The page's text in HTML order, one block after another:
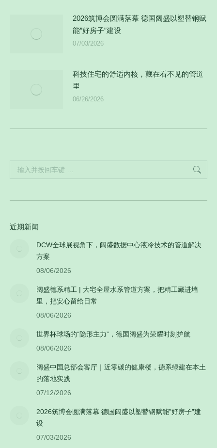
2026筑博会圆满落幕 德国阔盛以塑替钢赋
能”好房子”建设
07/03/2026
科技住宅的舒适内核，藏在看不见的管道
里
06/26/2026
Search:
近期新闻
DCW全球展视角下，阔盛数据中心液冷技术的管道解决
方案
08/06/2026
阔盛德系精工 | 大宅全屋水系管道方案，把精工藏进墙
里，把安心留给日常
08/06/2026
世界杯球场的“隐形主力”，德国阔盛为荣耀时刻护航
08/06/2026
阔盛中国总部会客厅｜近零碳的健康楼，德系绿建在本土
的落地实践
07/12/2026
2026筑博会圆满落幕 德国阔盛以塑替钢赋能”好房子”建
设
07/03/2026